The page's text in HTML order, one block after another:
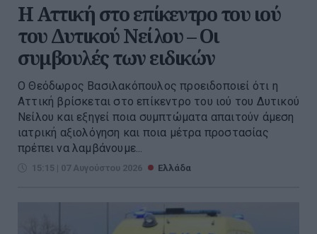
Η Αττική στο επίκεντρο του ιού
του Δυτικού Νείλου – Οι
συμβουλές των ειδικών
Ο Θεόδωρος Βασιλακόπουλος προειδοποιεί ότι η
Αττική βρίσκεται στο επίκεντρο του ιού του Δυτικού
Νείλου και εξηγεί ποια συμπτώματα απαιτούν άμεση
ιατρική αξιολόγηση και ποια μέτρα προστασίας
πρέπει να λαμβάνουμε...
15:15 | 07 Αυγούστου 2026 Ελλάδα